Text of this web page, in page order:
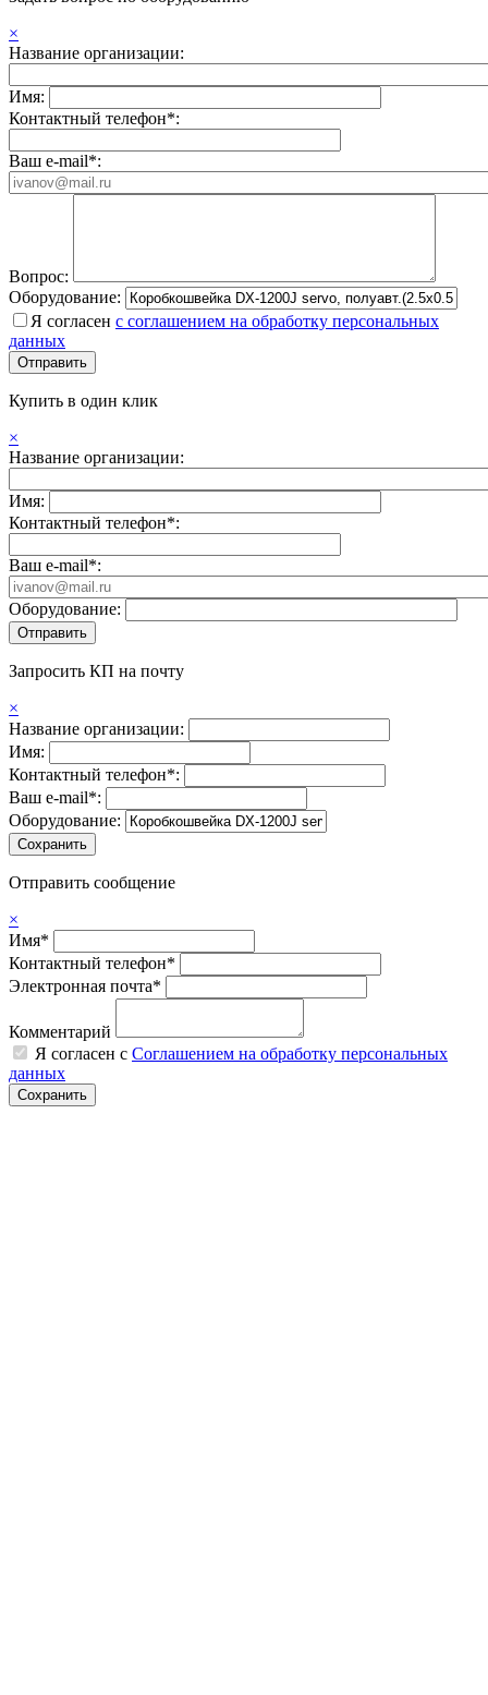
×
Название организации:
Имя:
Контактный телефон*:
Ваш e-mail*:
Вопрос:
Оборудование:
Я согласен с соглашением на обработку персональных
данных
Купить в один клик
×
Название организации:
Имя:
Контактный телефон*:
Ваш e-mail*:
Оборудование:
Запросить КП на почту
×
Название организации:
Имя:
Контактный телефон*:
Ваш e-mail*:
Оборудование:
Отправить сообщение
×
Имя*
Контактный телефон*
Электронная почта*
Комментарий
Я согласен с Соглашением на обработку персональных
данных